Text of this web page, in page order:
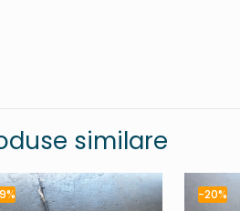
similare
-20%